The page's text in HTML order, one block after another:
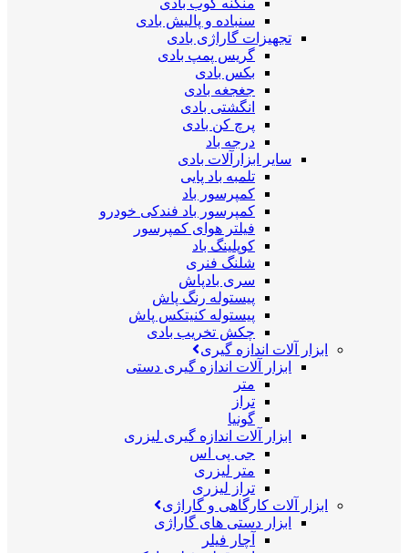
منگنه کوب بادی
سنباده و پالیش بادی
تجهیزات گاراژی بادی
گریس پمپ بادی
بکس بادی
جغجغه بادی
انگشتی بادی
پرچ کن بادی
درجه باد
سایر ابزارآلات بادی
تلمبه باد پایی
کمپرسور باد
کمپرسور باد فندکی خودرو
فیلتر هوای کمپرسور
کوپلینگ باد
شلنگ فنری
سری بادپاش
پیستوله رنگ پاش
پیستوله کنیتکس پاش
چکش تخریب بادی
ابزار آلات اندازه گیری
ابزار آلات اندازه گیری دستی
متر
تراز
گونیا
ابزار آلات اندازه گیری لیزری
جی پی اس
متر لیزری
تراز لیزری
ابزار آلات کارگاهی و گاراژی
ابزار دستی های گاراژی
آچار فیلر